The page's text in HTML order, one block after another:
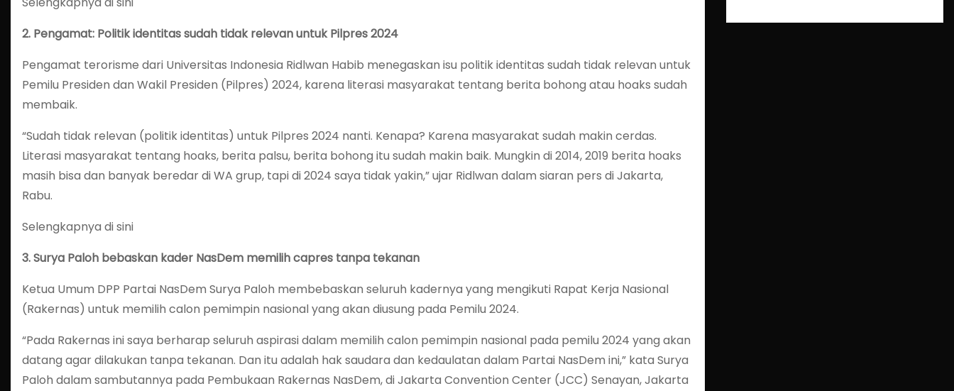
2. Pengamat: Politik identitas sudah tidak relevan untuk Pilpres 2024
Pengamat terorisme dari Universitas Indonesia Ridlwan Habib menegaskan isu politik identitas sudah tidak relevan untuk
Pemilu Presiden dan Wakil Presiden (Pilpres) 2024, karena literasi masyarakat tentang berita bohong atau hoaks sudah
membaik.
“Sudah tidak relevan (politik identitas) untuk Pilpres 2024 nanti. Kenapa? Karena masyarakat sudah makin cerdas.
Literasi masyarakat tentang hoaks, berita palsu, berita bohong itu sudah makin baik. Mungkin di 2014, 2019 berita hoaks
masih bisa dan banyak beredar di WA grup, tapi di 2024 saya tidak yakin,” ujar Ridlwan dalam siaran pers di Jakarta,
Rabu.
Selengkapnya di sini
3.Surya Paloh bebaskan kader NasDem memilih capres tanpa tekanan
Ketua Umum DPP Partai NasDem Surya Paloh membebaskan seluruh kadernya yang mengikuti Rapat Kerja Nasional
(Rakernas) untuk memilih calon pemimpin nasional yang akan diusung pada Pemilu 2024.
“Pada Rakernas ini saya berharap seluruh aspirasi dalam memilih calon pemimpin nasional pada pemilu 2024 yang akan
datang agar dilakukan tanpa tekanan. Dan itu adalah hak saudara dan kedaulatan dalam Partai NasDem ini,” kata Surya
Paloh dalam sambutannya pada Pembukaan Rakernas NasDem, di Jakarta Convention Center (JCC) Senayan, Jakarta